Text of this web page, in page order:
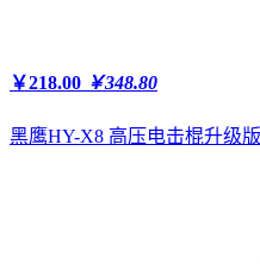
￥218.00 ￥348.80
黑鹰HY-X8 高压电击棍升级